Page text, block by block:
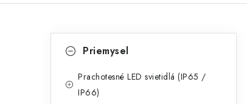
kategóriePriemysel
Prachotesné LED svietidlá (IP65 /
IP66)